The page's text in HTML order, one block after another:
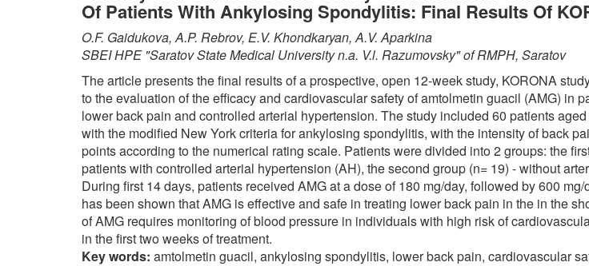
Of Patients With Ankylosing Spondylitis: Final Results Of
O.F. Gaidukova, A.P. Rebrov, E.V. Khondkaryan, A.V. Aparkina
SBEI HPE "Saratov State Medical University n.a. V.l. Razumovsky" of RMPH, Saratov
The article presents the final results of a prospective, open 12-week study, KORONA
to the evaluation of the efficacy and cardiovascular safety of amtolmetin guacil (AMG) in
lower back pain and controlled arterial hypertension. The study included 60 patients
with the modified New York criteria for ankylosing spondylitis, with the intensity of back
points according to the numerical rating scale. Patients were divided into 2 groups: the
patients with controlled arterial hypertension (AH), the second group (n= 19) - without
During first 14 days, patients received AMG at a dose of 180 mg/day, followed by 600
has been shown that AMG is effective and safe in treating lower back pain in the in the
of AMG requires monitoring of blood pressure in individuals with high risk of
in the first two weeks of treatment.
Key words: amtolmetin guacil, ankylosing spondylitis, lower back pain, cardiovascular